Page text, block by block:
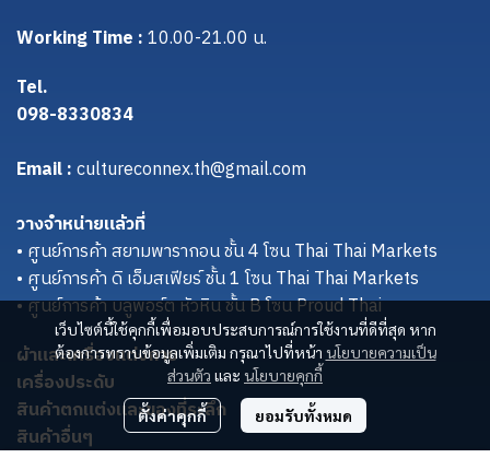
เว็บไซต์นี้ใช้คุกกี้เพื่อมอบประสบการณ์การใช้งานที่ดีที่สุด หาก
ต้องการทราบข้อมูลเพิ่มเติม กรุณาไปที่หน้า นโยบายความเป็น
ส่วนตัว และ นโยบายคุกกี้
ตั้งค่าคุกกี้ ยอมรับทั้งหมด
Working Time :10.00-21.00 น.
Tel.
098-8330834
Email :cultureconnex.th@gmail.com
วางจำหน่ายแล้วที่
• ศูนย์การค้า สยามพารากอน ชั้น 4 โซน Thai Thai Markets
• ศูนย์การค้า ดิ เอ็มสเฟียร์ ชั้น 1 โซน Thai Thai Markets
• ศูนย์การค้า บลูพอร์ต หัวหิน ชั้น B โซน Proud Thai
ผ้าและเครื่องแต่งกาย
เครื่องประดับ
สินค้าตกแต่งและของที่ระลึก
สินค้าอื่นๆ